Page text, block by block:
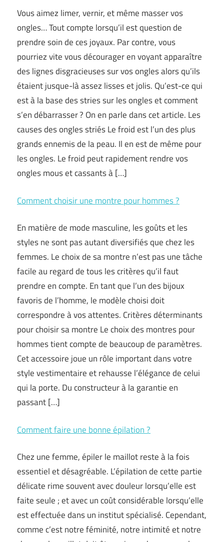
Vous aimez limer, vernir, et même masser vos
ongles… Tout compte lorsqu’il est question de
prendre soin de ces joyaux. Par contre, vous
pourriez vite vous décourager en voyant apparaître
des lignes disgracieuses sur vos ongles alors qu’ils
étaient jusque-là assez lisses et jolis. Qu’est-ce qui
est à la base des stries sur les ongles et comment
s’en débarrasser ? On en parle dans cet article. Les
causes des ongles striés Le froid est l’un des plus
grands ennemis de la peau. Il en est de même pour
les ongles. Le froid peut rapidement rendre vos
ongles mous et cassants à […]
Comment choisir une montre pour hommes ?
En matière de mode masculine, les goûts et les
styles ne sont pas autant diversifiés que chez les
femmes. Le choix de sa montre n’est pas une tâche
facile au regard de tous les critères qu’il faut
prendre en compte. En tant que l’un des bijoux
favoris de l’homme, le modèle choisi doit
correspondre à vos attentes. Critères déterminants
pour choisir sa montre Le choix des montres pour
hommes tient compte de beaucoup de paramètres.
Cet accessoire joue un rôle important dans votre
style vestimentaire et rehausse l’élégance de celui
qui la porte. Du constructeur à la garantie en
passant […]
Comment faire une bonne épilation ?
Chez une femme, épiler le maillot reste à la fois
essentiel et désagréable. L’épilation de cette partie
délicate rime souvent avec douleur lorsqu’elle est
faite seule ; et avec un coût considérable lorsqu’elle
est effectuée dans un institut spécialisé. Cependant,
comme c’est notre féminité, notre intimité et notre